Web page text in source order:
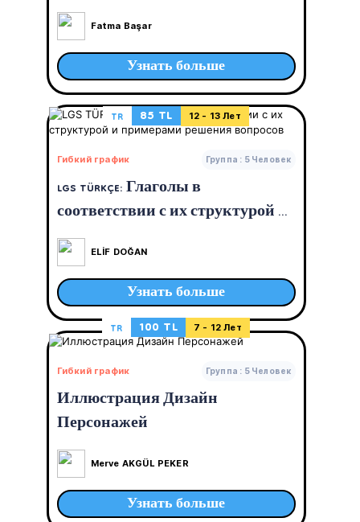
Fatma Başar
Узнать больше
TR 85 TL 12 - 13 Лет
Гибкий график Группа : 5 Человек
LGS TÜRKÇE: Глаголы в
соответствии с их структурой и
примерами решения вопросов
ELİF DOĞAN
Узнать больше
TR
100 TL 7 - 12 Лет
Гибкий график Группа : 5 Человек
Иллюстрация Дизайн
Персонажей
Merve AKGÜL PEKER
Узнать больше